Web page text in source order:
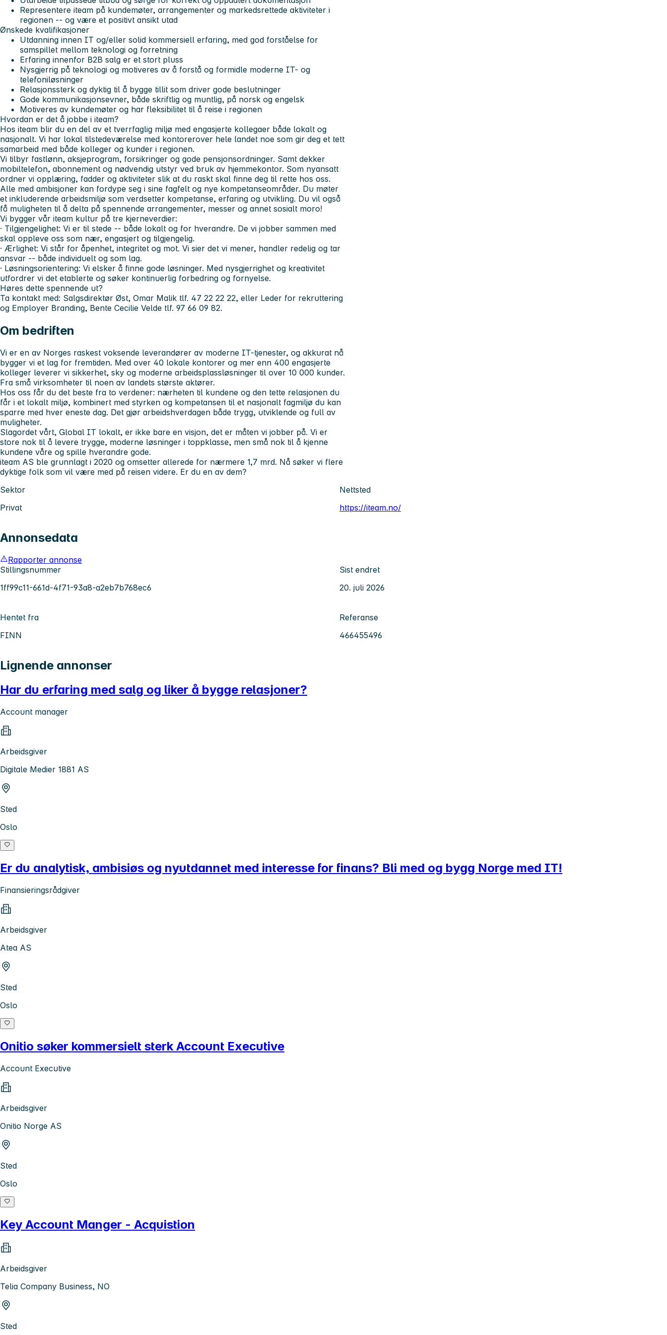
Representere iteam på kundemøter, arrangementer og markedsrettede aktiviteter i
regionen -- og være et positivt ansikt utad
Ønskede kvalifikasjoner
Utdanning innen IT og/eller solid kommersiell erfaring, med god forståelse for
samspillet mellom teknologi og forretning
Erfaring innenfor B2B salg er et stort pluss
Nysgjerrig på teknologi og motiveres av å forstå og formidle moderne IT- og
telefoniløsninger
Relasjonssterk og dyktig til å bygge tillit som driver gode beslutninger
Gode kommunikasjonsevner, både skriftlig og muntlig, på norsk og engelsk
Motiveres av kundemøter og har fleksibilitet til å reise i regionen
Hvordan er det å jobbe i iteam?
Hos iteam blir du en del av et tverrfaglig miljø med engasjerte kollegaer både lokalt og
nasjonalt. Vi har lokal tilstedeværelse med kontorerover hele landet noe som gir deg et tett
samarbeid med både kolleger og kunder i regionen.
Vi tilbyr fastlønn, aksjeprogram, forsikringer og gode pensjonsordninger. Samt dekker
mobiltelefon, abonnement og nødvendig utstyr ved bruk av hjemmekontor. Som nyansatt
ordner vi opplæring, fadder og aktiviteter slik at du raskt skal finne deg til rette hos oss.
Alle med ambisjoner kan fordype seg i sine fagfelt og nye kompetanseområder. Du møter
et inkluderende arbeidsmiljø som verdsetter kompetanse, erfaring og utvikling. Du vil også
få muligheten til å delta på spennende arrangementer, messer og annet sosialt moro!
Vi bygger vår iteam kultur på tre kjerneverdier:
· Tilgjengelighet: Vi er til stede -- både lokalt og for hverandre. De vi jobber sammen med
skal oppleve oss som nær, engasjert og tilgjengelig.
· Ærlighet: Vi står for åpenhet, integritet og mot. Vi sier det vi mener, handler redelig og tar
ansvar -- både individuelt og som lag.
· Løsningsorientering: Vi elsker å finne gode løsninger. Med nysgjerrighet og kreativitet
utfordrer vi det etablerte og søker kontinuerlig forbedring og fornyelse.
Høres dette spennende ut?
Ta kontakt med: Salgsdirektør Øst, Omar Malik tlf. 47 22 22 22, eller Leder for rekruttering
og Employer Branding, Bente Cecilie Velde tlf. 97 66 09 82.
Om bedriften
Vi er en av Norges raskest voksende leverandører av moderne IT-tjenester, og akkurat nå
bygger vi et lag for fremtiden. Med over 40 lokale kontorer og mer enn 400 engasjerte
kolleger leverer vi sikkerhet, sky og moderne arbeidsplassløsninger til over 10 000 kunder.
Fra små virksomheter til noen av landets største aktører.
Hos oss får du det beste fra to verdener: nærheten til kundene og den tette relasjonen du
får i et lokalt miljø, kombinert med styrken og kompetansen til et nasjonalt fagmiljø du kan
sparre med hver eneste dag. Det gjør arbeidshverdagen både trygg, utviklende og full av
muligheter.
Slagordet vårt, Global IT lokalt, er ikke bare en visjon, det er måten vi jobber på. Vi er
store nok til å levere trygge, moderne løsninger i toppklasse, men små nok til å kjenne
kundene våre og spille hverandre gode.
iteam AS ble grunnlagt i 2020 og omsetter allerede for nærmere 1,7 mrd. Nå søker vi flere
dyktige folk som vil være med på reisen videre. Er du en av dem?
Sektor
Privat
Nettsted
https://iteam.no/
Annonsedata
Rapporter annonse
Stillingsnummer
1ff99c11-661d-4f71-93a8-a2eb7b768ec6
Sist endret
20. juli 2026
Hentet fra
FINN
Referanse
466455496
Lignende annonser
Har du erfaring med salg og liker å bygge relasjoner?
Account manager
Arbeidsgiver
Digitale Medier 1881 AS
Sted
Oslo
Er du analytisk, ambisiøs og nyutdannet med interesse for finans? Bli med og bygg Norge med IT!
Finansieringsrådgiver
Arbeidsgiver
Atea AS
Sted
Oslo
Onitio søker kommersielt sterk Account Executive
Account Executive
Arbeidsgiver
Onitio Norge AS
Sted
Oslo
Key Account Manger - Acquistion
Arbeidsgiver
Telia Company Business, NO
Sted